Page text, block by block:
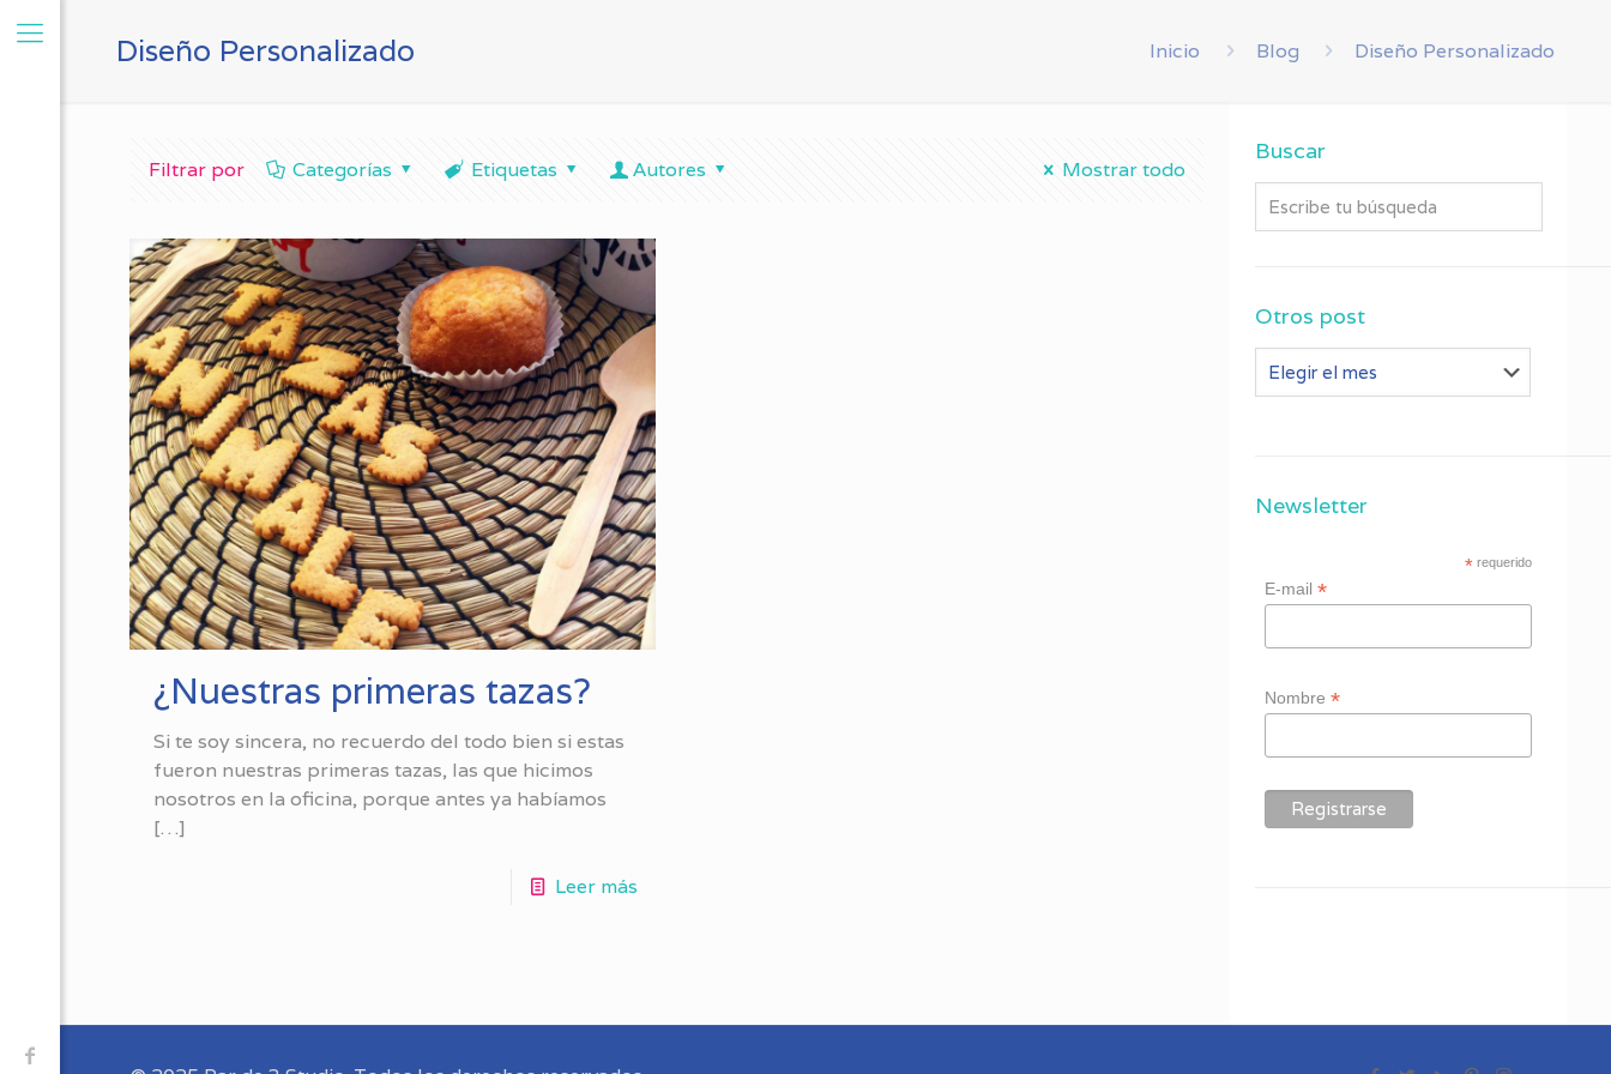
Diseño Personalizado Inicio Blog Diseño Personalizado
Filtrar por Categorías Etiquetas Autores Mostrar todo
¿Nuestras primeras tazas?
Si te soy sincera, no recuerdo del todo bien si estas
fueron nuestras primeras tazas, las que hicimos
nosotros en la oficina, porque antes ya habíamos
[…]
Leer más
Buscar
Otros post
Otros
Newsletter
*requerido
E-mail *
Nombre *